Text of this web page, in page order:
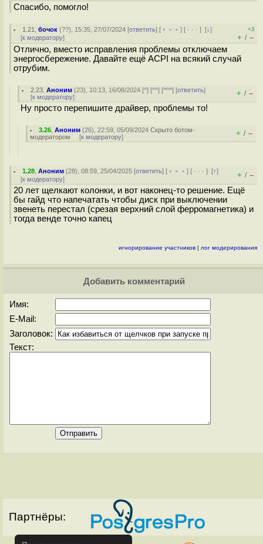
Спасибо, помогло!
1.21 ,бочок (??), 15:35, 27/07/2024 [ответить] [ ﹢﹢﹢] [ · · ·][↓]
[к модератору]
+3
+ / –
Отлично, вместо исправления проблемы отключаем
энергосбережение. Давайте ещё ACPI на всякий случай
отрубим.
2.23 ,Аноним (23), 10:13, 16/08/2024 [^] [^^] [^^^] [ответить]
[к модератору] + / –
Ну просто перепишите драйвер, проблемы то!
3.26 ,Аноним (26), 22:59, 05/09/2024Скрыто ботом-
модератором [к модератору] + / –
1.28 ,Аноним (28), 08:59, 25/04/2025 [ответить] [ ﹢﹢﹢] [ · · ·][↑]
[к модератору] + / –
20 лет щелкают колонки, и вот наконец-то решение. Ещё
бы гайд что напечатать чтобы диск при выключении
звенеть перестал (срезая верхний слой ферромагнетика) и
тогда венде точно капец
игнорирование участников | лог модерирования
Добавить комментарий
Имя:
E-Mail:
Заголовок:
Текст:
Партнёры: